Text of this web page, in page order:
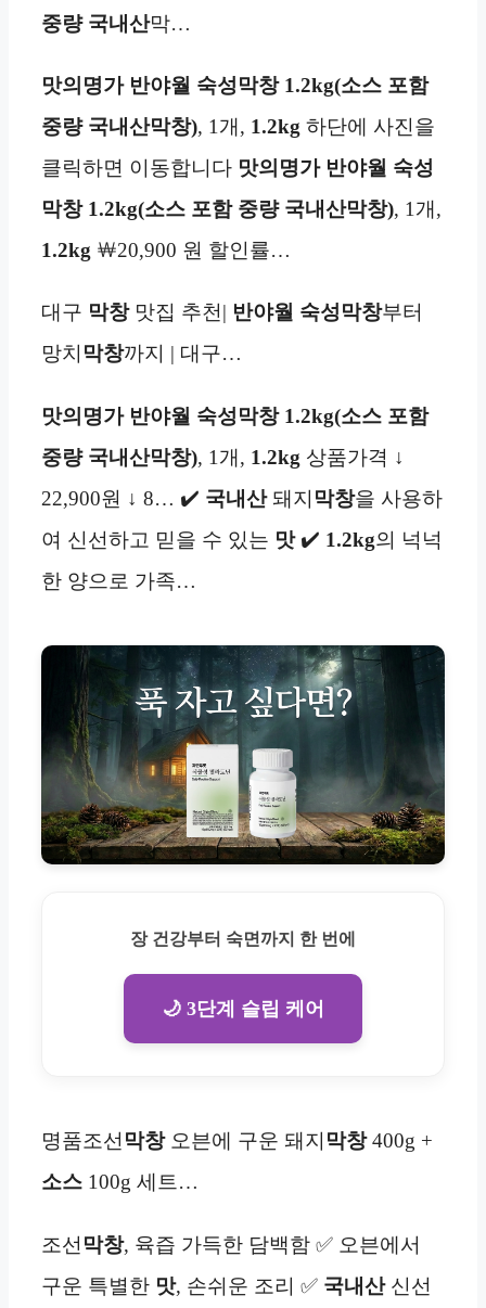
중량 국내산막…
맛의명가 반야월 숙성막창 1.2kg(소스 포함
중량 국내산막창), 1개, 1.2kg 하단에 사진을
클릭하면 이동합니다 맛의명가 반야월 숙성
막창 1.2kg(소스 포함 중량 국내산막창), 1개,
1.2kg ￦20,900 원 할인률…
대구 막창맛집 추천| 반야월 숙성막창부터
망치 막창까지 | 대구…
맛의명가 반야월 숙성막창 1.2kg(소스 포함
중량 국내산막창), 1개, 1.2kg 상품가격 ↓
22,900원 ↓ 8… ✔️ 국내산돼지 막창을 사용하
여 신선하고 믿을 수 있는 맛✔️ 1.2kg의 넉넉
한 양으로 가족…
장 건강부터 숙면까지 한 번에
🌙 3단계 슬립 케어
명품조선 막창오븐에 구운 돼지 막창400g +
소스 100g 세트…
조선 막창, 육즙 가득한 담백함 ✅ 오븐에서
구운 특별한 맛, 손쉬운 조리 ✅ 국내산신선